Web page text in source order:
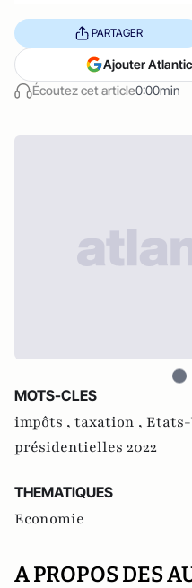
Écoutez cet article0:00min
PARTAGER
Ajouter
MOTS-CLES
impôts , taxation ,
présidentielles 2022
THEMATIQUES
Economie
A PROPOS DES